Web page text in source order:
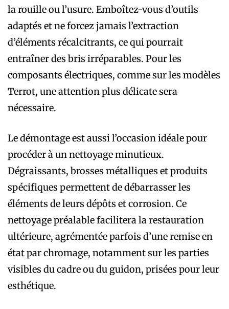
la rouille ou l’usure. Emboîtez-vous d’outils
adaptés et ne forcez jamais l’extraction
d’éléments récalcitrants, ce qui pourrait
entraîner des bris irréparables. Pour les
composants électriques, comme sur les modèles
Terrot, une attention plus délicate sera
nécessaire.
Le démontage est aussi l’occasion idéale pour
procéder à un nettoyage minutieux.
Dégraissants, brosses métalliques et produits
spécifiques permettent de débarrasser les
éléments de leurs dépôts et corrosion. Ce
nettoyage préalable facilitera la restauration
ultérieure, agrémentée parfois d’une remise en
état par chromage, notamment sur les parties
visibles du cadre ou du guidon, prisées pour leur
esthétique.